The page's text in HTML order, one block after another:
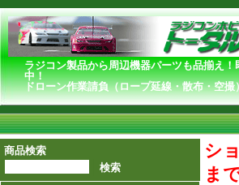
ラジコン製品から周辺機器パーツも品揃え
ドローン作業請負（ロープ延線・散布・空
商品検索
シ
ま